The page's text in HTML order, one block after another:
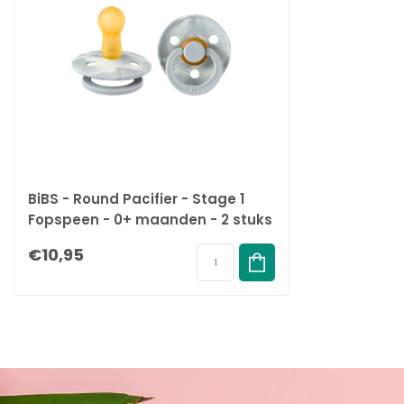
Ontworpen en vervaardigd in Denemarken/EU.
Voldoet aan de Europese norm EN 1400+A2.
BiBS - Round Pacifier - Stage 1
Fopspeen - 0+ maanden - 2 stuks
- Cloud Ivory / Cloud Ivory
€10,95